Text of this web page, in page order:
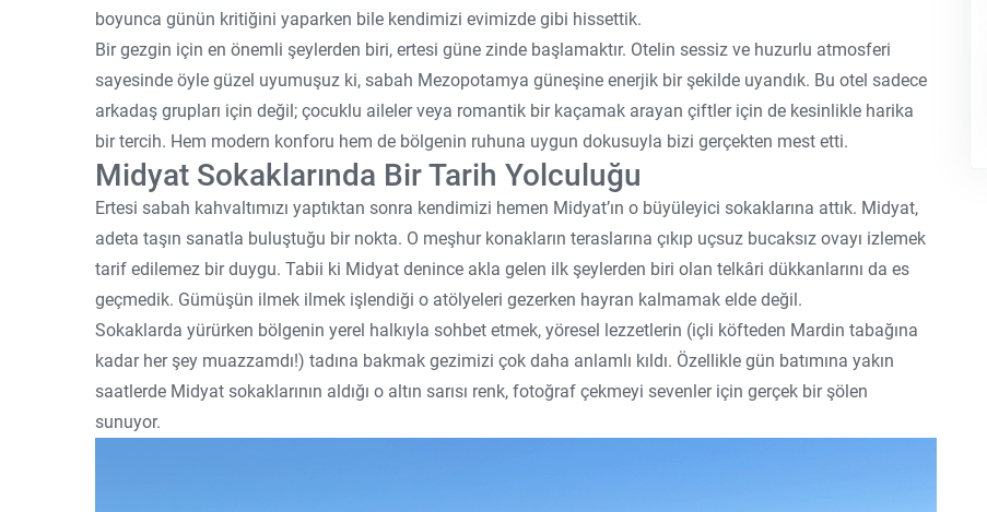
boyunca günün kritiğini yaparken bile kendimizi evimizde gibi hissettik.
Bir gezgin için en önemli şeylerden biri, ertesi güne zinde başlamaktır. Otelin sessiz ve huzurlu atmosferi
sayesinde öyle güzel uyumuşuz ki, sabah Mezopotamya güneşine enerjik bir şekilde uyandık. Bu otel sadece
arkadaş grupları için değil; çocuklu aileler veya romantik bir kaçamak arayan çiftler için de kesinlikle harika
bir tercih. Hem modern konforu hem de bölgenin ruhuna uygun dokusuyla bizi gerçekten mest etti.
Midyat Sokaklarında Bir Tarih Yolculuğu
Ertesi sabah kahvaltımızı yaptıktan sonra kendimizi hemen Midyat’ın o büyüleyici sokaklarına attık. Midyat,
adeta taşın sanatla buluştuğu bir nokta. O meşhur konakların teraslarına çıkıp uçsuz bucaksız ovayı izlemek
tarif edilemez bir duygu. Tabii ki Midyat denince akla gelen ilk şeylerden biri olan telkâri dükkanlarını da es
geçmedik. Gümüşün ilmek ilmek işlendiği o atölyeleri gezerken hayran kalmamak elde değil.
Sokaklarda yürürken bölgenin yerel halkıyla sohbet etmek, yöresel lezzetlerin (içli köfteden Mardin tabağına
kadar her şey muazzamdı!) tadına bakmak gezimizi çok daha anlamlı kıldı. Özellikle gün batımına yakın
saatlerde Midyat sokaklarının aldığı o altın sarısı renk, fotoğraf çekmeyi sevenler için gerçek bir şölen
sunuyor.